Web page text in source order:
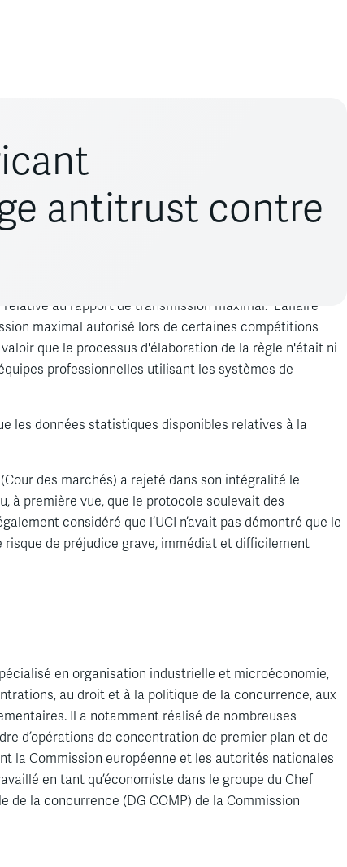
antitrust contre
de transmission pour vélos, dans le cadre d’une
au rapport de transmission maximal. L’affaire
maximal autorisé lors de certaines compétitions
que le processus d'élaboration de la règle n'était ni
professionnelles utilisant les systèmes de
les données statistiques disponibles relatives à la
des marchés) a rejeté dans son intégralité le
à première vue, que le protocole soulevait des
considéré que l’UCI n’avait pas démontré que le
de préjudice grave, immédiat et difficilement
en organisation industrielle et microéconomie,
au droit et à la politique de la concurrence, aux
Il a notamment réalisé de nombreuses
d’opérations de concentration de premier plan et de
la Commission européenne et les autorités nationales
en tant qu’économiste dans le groupe du Chef
de la concurrence (DG COMP) de la Commission